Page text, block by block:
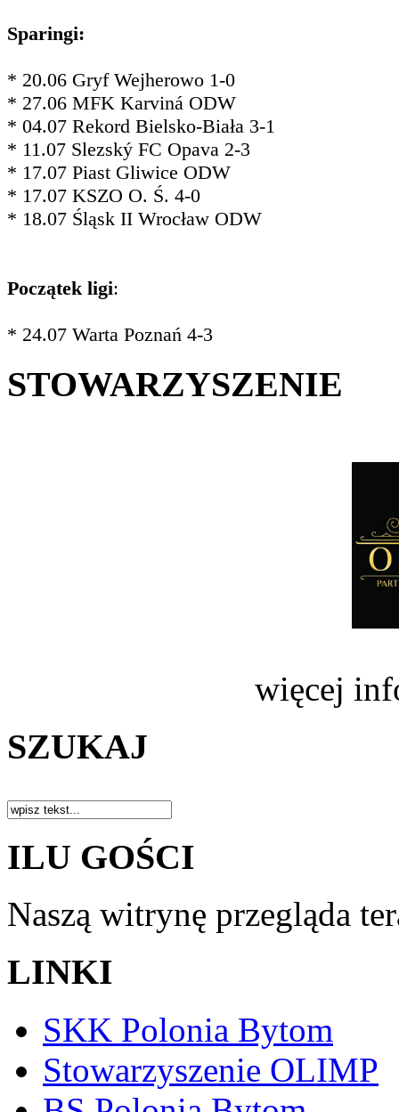
Sparingi:
* 20.06 Gryf Wejherowo 1-0
* 27.06 MFK Karviná ODW
* 04.07 Rekord Bielsko-Biała 3-1
* 11.07 Slezský FC Opava 2-3
* 17.07 Piast Gliwice ODW
* 17.07 KSZO O. Ś. 4-0
* 18.07 Śląsk II Wrocław ODW
Początek ligi:
* 24.07 Warta Poznań 4-3
STOWARZYSZENIE
więcej
SZUKAJ
ILU GOŚCI
Naszą witrynę przegląda
LINKI
SKK Polonia Bytom
Stowarzyszenie OLIMP